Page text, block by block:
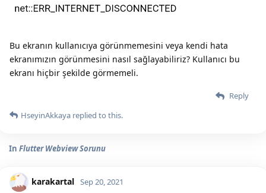
Bu ekranın kullanıcıya görünmemesini veya kendi hata
ekranımızın görünmesini nasıl sağlayabiliriz? Kullanıcı bu
ekranı hiçbir şekilde görmemeli.
Reply
HseyinAkkaya replied to this.
In Flutter Webview Sorunu
karakartal Sep 20, 2021